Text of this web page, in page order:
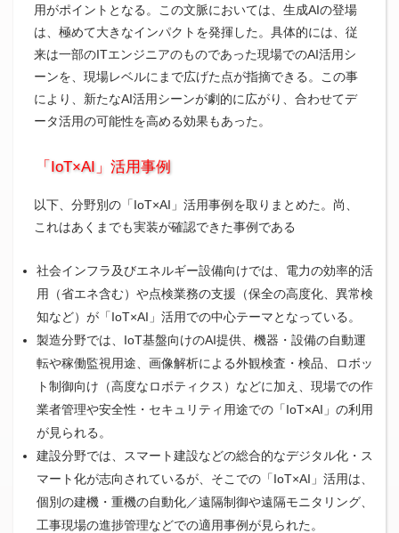
用がポイントとなる。この文脈においては、生成AIの登場
は、極めて大きなインパクトを発揮した。具体的には、従
来は一部のITエンジニアのものであった現場でのAI活用シ
ーンを、現場レベルにまで広げた点が指摘できる。この事
により、新たなAI活用シーンが劇的に広がり、合わせてデ
ータ活用の可能性を高める効果もあった。
「IoT×AI」活用事例
以下、分野別の「IoT×AI」活用事例を取りまとめた。尚、
これはあくまでも実装が確認できた事例である
社会インフラ及びエネルギー設備向けでは、電力の効率的活
用（省エネ含む）や点検業務の支援（保全の高度化、異常検
知など）が「IoT×AI」活用での中心テーマとなっている。
製造分野では、IoT基盤向けのAI提供、機器・設備の自動運
転や稼働監視用途、画像解析による外観検査・検品、ロボッ
ト制御向け（高度なロボティクス）などに加え、現場での作
業者管理や安全性・セキュリティ用途での「IoT×AI」の利用
が見られる。
建設分野では、スマート建設などの総合的なデジタル化・ス
マート化が志向されているが、そこでの「IoT×AI」活用は、
個別の建機・重機の自動化／遠隔制御や遠隔モニタリング、
工事現場の進捗管理などでの適用事例が見られた。